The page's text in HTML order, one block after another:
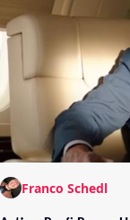
Franco Schedl